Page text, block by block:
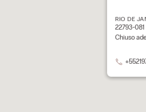
RIO DE
22793-
Chiuso